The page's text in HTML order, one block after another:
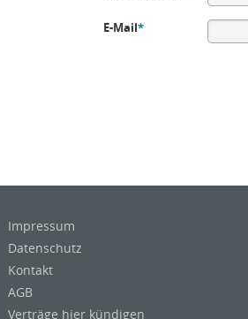
E-Mail*
Impressum
Datenschutz
Kontakt
AGB
Verträge hier kündigen